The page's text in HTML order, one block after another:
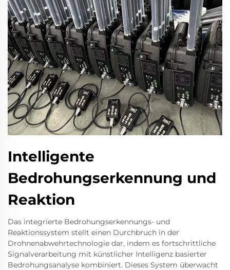
Intelligente
Bedrohungserkennung und
Reaktion
Das integrierte Bedrohungserkennungs- und
Reaktionssystem stellt einen Durchbruch in der
Drohnenabwehrtechnologie dar, indem es fortschrittliche
Signalverarbeitung mit künstlicher Intelligenz basierter
Bedrohungsanalyse kombiniert. Dieses System überwacht